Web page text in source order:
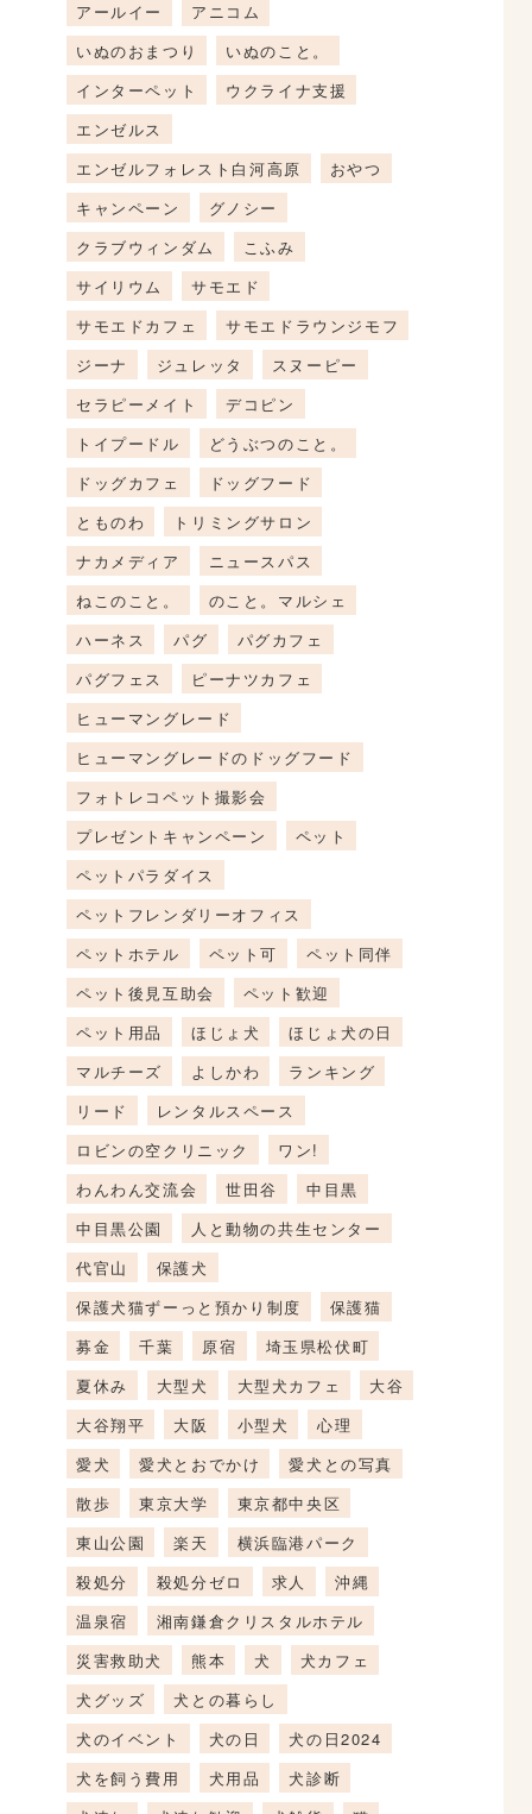
アールイー
アニコム
いぬのおまつり
いぬのこと。
インターペット
ウクライナ支援
エンゼルス
エンゼルフォレスト白河高原
おやつ
キャンペーン
グノシー
クラブウィンダム
こふみ
サイリウム
サモエド
サモエドカフェ
サモエドラウンジモフ
ジーナ
ジュレッタ
スヌーピー
セラピーメイト
デコピン
トイプードル
どうぶつのこと。
ドッグカフェ
ドッグフード
とものわ
トリミングサロン
ナカメディア
ニュースパス
ねこのこと。
のこと。マルシェ
ハーネス
パグ
パグカフェ
パグフェス
ピーナツカフェ
ヒューマングレード
ヒューマングレードのドッグフード
フォトレコペット撮影会
プレゼントキャンペーン
ペット
ペットパラダイス
ペットフレンダリーオフィス
ペットホテル
ペット可
ペット同伴
ペット後見互助会
ペット歓迎
ペット用品
ほじょ犬
ほじょ犬の日
マルチーズ
よしかわ
ランキング
リード
レンタルスペース
ロビンの空クリニック
ワン!
わんわん交流会
世田谷
中目黒
中目黒公園
人と動物の共生センター
代官山
保護犬
保護犬猫ずーっと預かり制度
保護猫
募金
千葉 原宿
埼玉県松伏町
夏休み
大型犬 大型犬カフェ
大谷
大谷翔平
大阪 小型犬
心理
愛犬
愛犬とおでかけ
愛犬との写真
散歩
東京大学
東京都中央区
東山公園
楽天
横浜臨港パーク
殺処分
殺処分ゼロ 求人
沖縄
温泉宿
湘南鎌倉クリスタルホテル
災害救助犬
熊本 犬
犬カフェ
犬グッズ
犬との暮らし
犬のイベント
犬の日
犬の日2024
犬を飼う費用
犬用品
犬診断